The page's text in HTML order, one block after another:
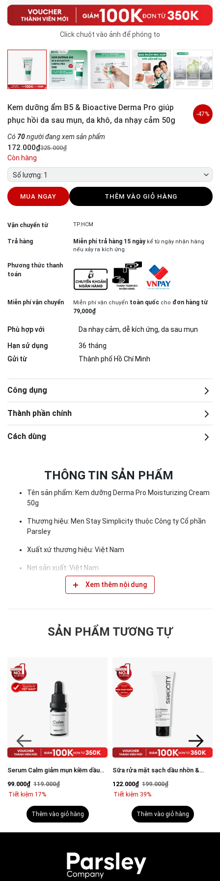
Click chuột vào ảnh để phóng to
Kem dưỡng ẩm B5 & Bioactive Derma Pro giúp
phục hồi da sau mụn, da khô, da nhạy cảm 50g
-47%
Có 70người đang xem sản phẩm
172.000₫325.000₫
Còn hàng
Số lượng: 1
MUA NGAY THÊM VÀO GIỎ HÀNG
Vận chuyển từ TP.HCM
Trả hàng Miễn phí trả hàng 15 ngàykể từ ngày nhận hàng
nếu xảy ra kích ứng
Phương thức thanh
toán
Miễn phí vận chuyển Miễn phí vận chuyển toàn quốccho đơn hàng từ
79,000₫
Phù hợp với Da nhạy cảm, dễ kích ứng, da sau mụn
Hạn sử dụng
36 tháng
Gửi từ
Thành phố Hồ Chí Minh
Công dụng
Thành phần chính
Cách dùng
THÔNG TIN SẢN PHẨM
Tên sản phẩm: Kem dưỡng Derma Pro Moisturizing Cream
50g
Thương hiệu: Men Stay Simplicity thuộc Công ty Cổ phần
Parsley
Xuất xứ thương hiệu: Việt Nam
Nơi sản xuất: Việt Nam
Hạn sử dụng: 3 năm kể từ ngày sản xuất
Hướng dẫn bảo quản: Để sản phẩm nơi thoáng mát, tránh
ánh nắng trực tiếp
™️ Thương hiệu đã được đăng ký bảo hộ ở Cục Sở hữu trí tuệ.
Sản phẩm đã được cấp giấy công bố mỹ phẩm của Bộ Y tế.
Xem thêm nội dung
SẢN PHẨM TƯƠNG TỰ
Serum Calm giảm mụn kiềm dầu
99.000₫ 119.000₫
Tiết kiệm 17%
Thêm vào giỏ hàng
Sữa rửa mặt sạch dầu nhờn &
122.000₫ 199.000₫
Tiết kiệm 39%
Thêm vào giỏ hàng